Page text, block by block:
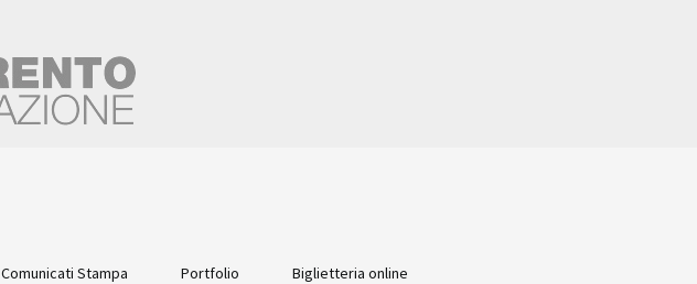
Comunicati Stampa Portfolio Biglietteria online